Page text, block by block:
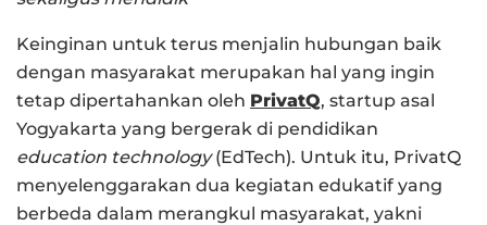
Keinginan untuk terus menjalin hubungan baik
dengan masyarakat merupakan hal yang ingin
tetap dipertahankan oleh PrivatQ, startup asal
Yogyakarta yang bergerak di pendidikan
education technology(EdTech). Untuk itu, PrivatQ
menyelenggarakan dua kegiatan edukatif yang
berbeda dalam merangkul masyarakat, yakni